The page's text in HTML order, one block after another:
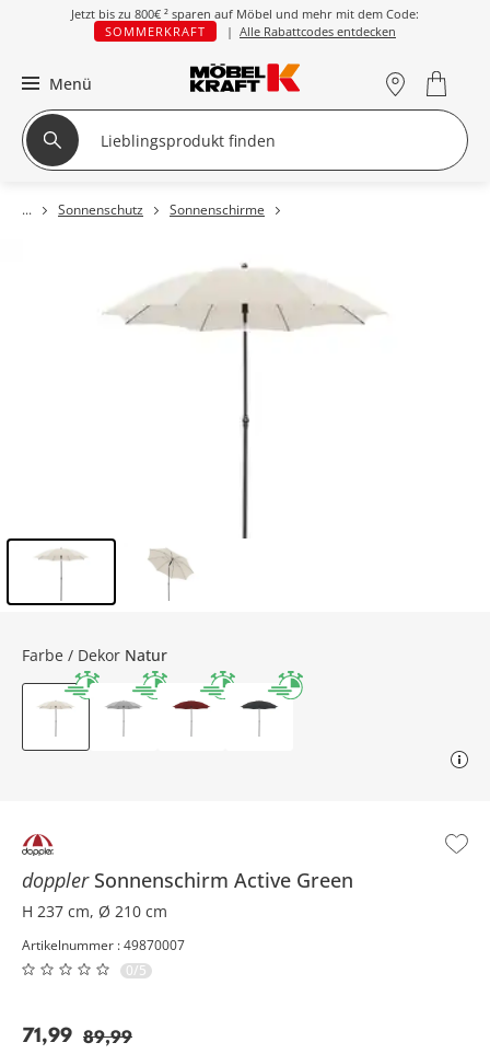
Jetzt bis zu 800€ ² sparen auf Möbel und mehr mit dem Code:
SOMMERKRAFT
| Alle Rabattcodes entdecken
Menü
Sonnenschutz Sonnenschirme
doppler Sonnenschirm Active Green
H 237 cm, Ø 210 cm
Artikelnummer : 49870007
0/5
71,99 89,99
Farbe / Dekor Natur